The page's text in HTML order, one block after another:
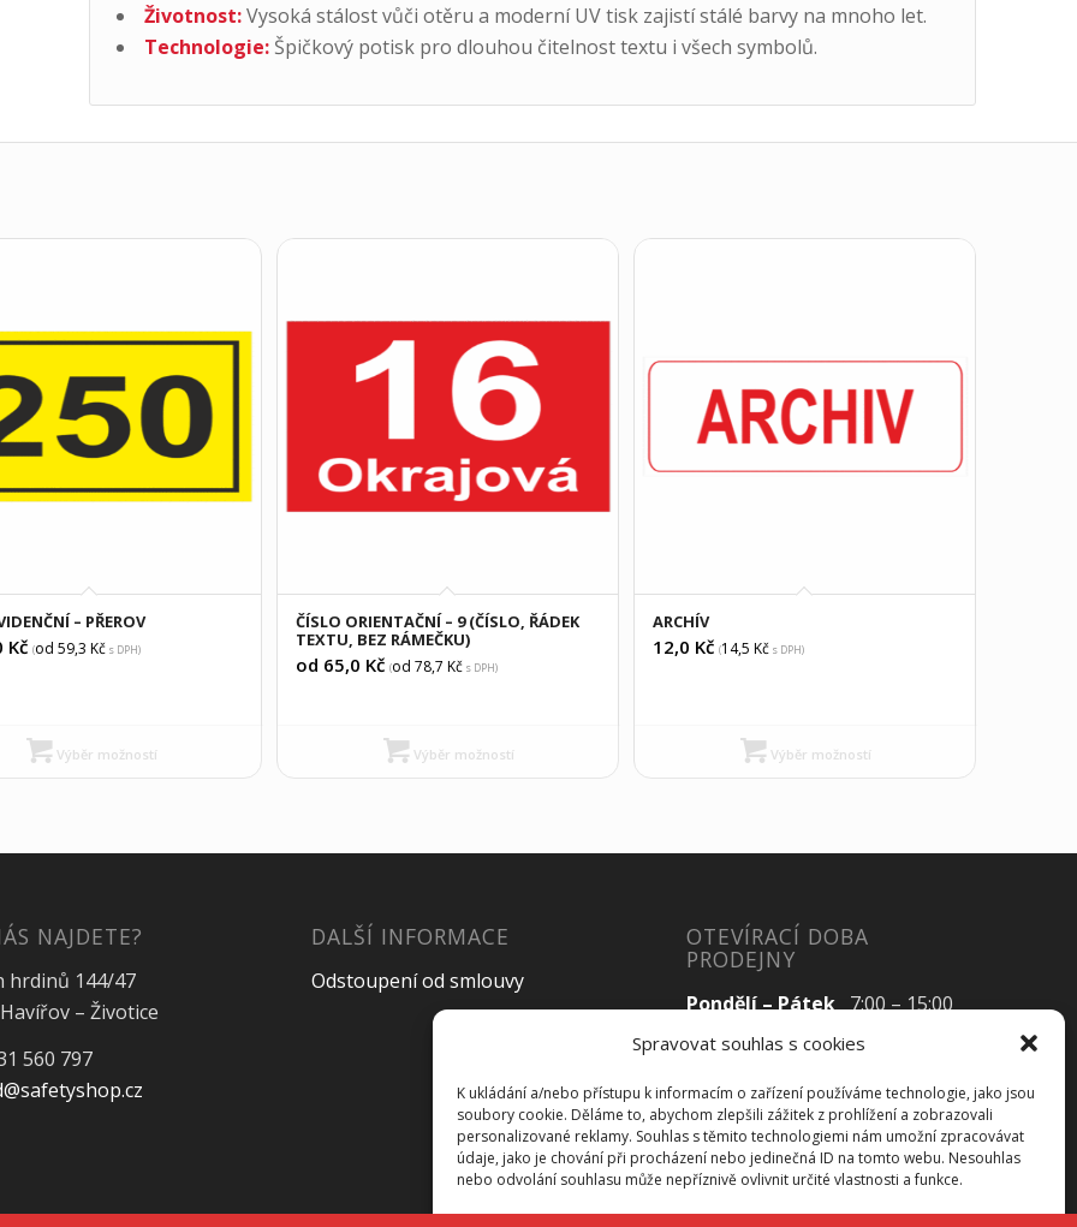
Spravovat souhlas s cookies
K ukládání a/nebo přístupu k informacím o zařízení používáme technologie, jako jsou
soubory cookie. Děláme to, abychom zlepšili zážitek z prohlížení a zobrazovali
personalizované reklamy. Souhlas s těmito technologiemi nám umožní zpracovávat
údaje, jako je chování při procházení nebo jedinečná ID na tomto webu. Nesouhlas
nebo odvolání souhlasu může nepříznivě ovlivnit určité vlastnosti a funkce.
Životnost:Vysoká stálost vůči otěru a moderní UV tisk zajistí stálé barvy na mnoho let.
Technologie:Špičkový potisk pro dlouhou čitelnost textu i všech symbolů.
– PŘEROV
Kč (od 59,3 Kčs DPH)
Výběr možností
ČÍSLO ORIENTAČNÍ – 9 (ČÍSLO, ŘÁDEK
TEXTU, BEZ RÁMEČKU)
od 65,0 Kč (od 78,7 Kčs DPH)
Výběr možností
ARCHÍV
12,0 Kč (14,5 Kčs DPH)
Výběr možností
NAJDETE?
hrdinů 144/47
– Životice
560 797
DALŠÍ INFORMACE
Odstoupení od smlouvy
OTEVÍRACÍ DOBA
PRODEJNY
Pondělí – Pátek7:00 – 15:00
SobotaZavřeno
NeděleZavřeno